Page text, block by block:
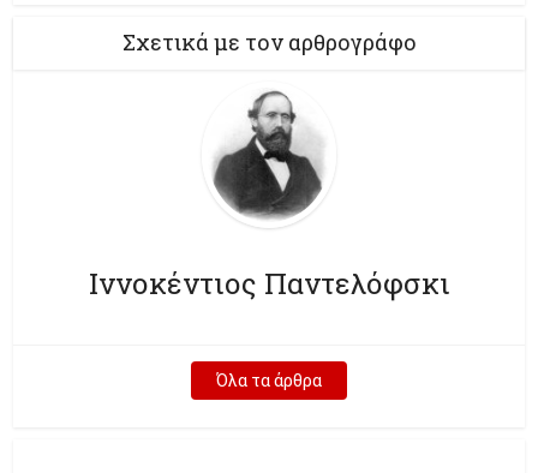
Σχετικά με τον αρθρογράφο
Ιννοκέντιος Παντελόφσκι
Όλα τα άρθρα